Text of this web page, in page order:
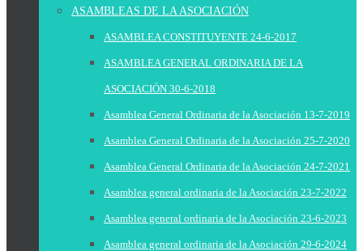
ASAMBLEAS DE LA ASOCIACIÓN
ASAMBLEA CONSTITUYENTE 24-6-2017
ASAMBLEA GENERAL ORDINARIA DE LA
ASOCIACIÓN 30-6-2018
Asamblea General Ordinaria de la Asociación 13-7-2019
Asamblea General Ordinaria de la Asociación 25-7-2020
Asamblea General Ordinaria de la Asociación 24-7-2021
Asamblea general ordinaria de la Asociación 23-7-2022
Asamblea general ordinaria de la Asociación 23-6-2023
Asamblea general ordinaria de la Asociación 29-6-2024